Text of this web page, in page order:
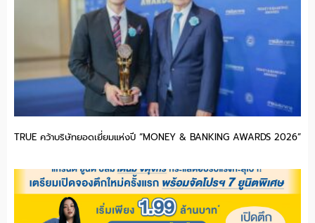
TRUE คว้าบริษัทยอดเยี่ยมแห่งปี “MONEY & BANKING AWARDS 2026”